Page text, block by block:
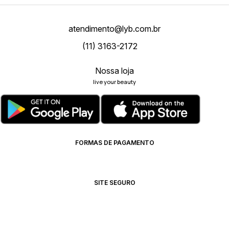
atendimento@lyb.com.br
(11) 3163-2172
Nossa loja
live your beauty
FORMAS DE PAGAMENTO
SITE SEGURO